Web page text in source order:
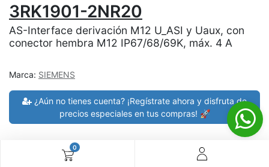
0
3RK1901-2NR20
AS-Interface derivación M12 U_ASI y Uaux, con
conector hembra M12 IP67/68/69K, máx. 4 A
Marca: SIEMENS
¿Aún no tienes cuenta? ¡Regístrate ahora y disfruta de
precios especiales en tus compras! 🚀
30 días de devolución